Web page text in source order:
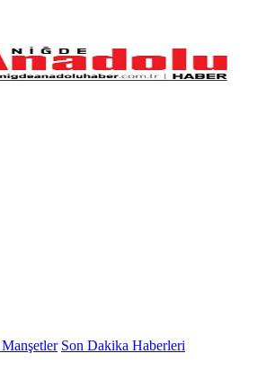
Son Dakika Haberleri